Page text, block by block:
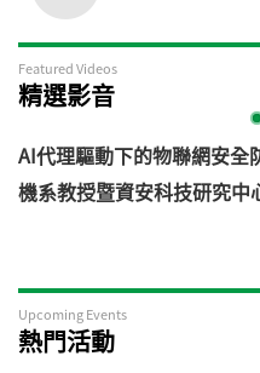
Featured Videos
精選影音
AI代理驅動下的物聯網安
機系教授暨資安科技研究中
Upcoming Events
熱門活動